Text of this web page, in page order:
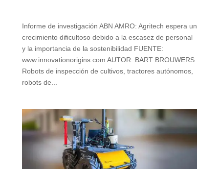
Informe de investigación ABN AMRO: Agritech espera un
crecimiento dificultoso debido a la escasez de personal
y la importancia de la sostenibilidad FUENTE:
www.innovationorigins.com AUTOR: BART BROUWERS
Robots de inspección de cultivos, tractores autónomos,
robots de...